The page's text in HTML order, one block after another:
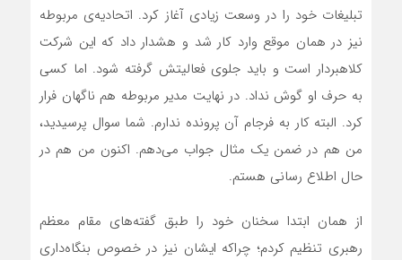
تبلیغات خود را در وسعت زیادی آغاز کرد. اتحادیه‌ی مربوطه
نیز در همان موقع وارد کار شد و هشدار داد که این شرکت
کلاهبردار است و باید جلوی فعالیتش گرفته شود. اما کسی
به حرف او گوش نداد. در نهایت مدیر مربوطه هم ناگهان فرار
کرد. البته کار به فرجام آن پرونده ندارم. شما سوال پرسیدید،
من هم در ضمن یک مثال جواب می‌دهم. اکنون من هم در
حال اطلاع رسانی هستم.
از همان ابتدا سخنان خود را طبق گفته‌های مقام معظم
رهبری تنظیم کردم؛ چراکه ایشان نیز در خصوص بنگاه‌داری